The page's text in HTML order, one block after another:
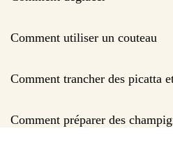
Comment utiliser un couteau
Comment trancher des picatta
Comment préparer des